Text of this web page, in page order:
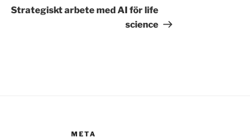
inlägg
Strategiskt arbete med AI för life
science
META